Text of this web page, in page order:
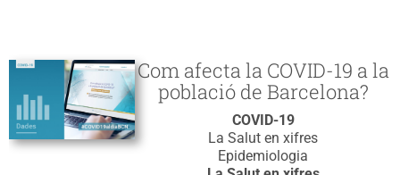
Com afecta la COVID-19 a la
població de Barcelona?
COVID-19
La Salut en xifres
Epidemiologia